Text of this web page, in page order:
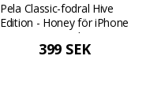
Pela Classic-fodral Hive
Edition - Honey för iPhone
13 - Honungsgul
399 SEK